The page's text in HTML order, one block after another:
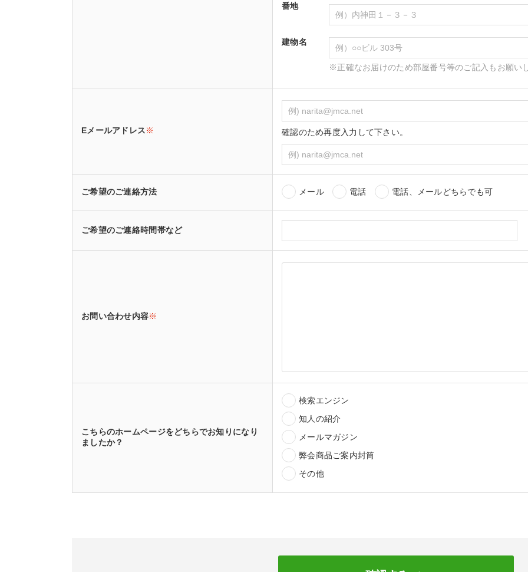
番地
建物名
※正確なお届けのため部屋番号等のご記入もお願い
Eメールアドレス※ 確認のため再度入力して下さい。
ご希望のご連絡方法 メール 電話 電話、メールどちらでも可
ご希望のご連絡時間帯など
お問い合わせ内容※
こちらのホームページをどちらでお知りになり
ましたか？
検索エンジン
知人の紹介
メールマガジン
弊会商品ご案内封筒
その他